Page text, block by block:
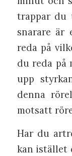
trappar du
snarare är
reda på
du reda på
upp
denna
motsatt
Har du
kan istället